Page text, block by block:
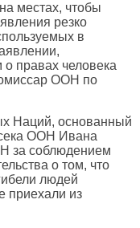
местах, чтобы
резко
в
правах человека
ООН по
Наций, основанный
ООН Ивана
за соблюдением
о том, что
людей
приехали из